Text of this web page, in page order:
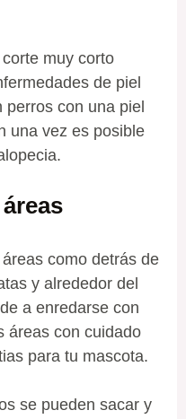
muy corto
de piel
con una piel
una vez es posible
como detrás de
y alrededor del
a enredarse con
áreas con cuidado
para tu mascota.
se pueden sacar y